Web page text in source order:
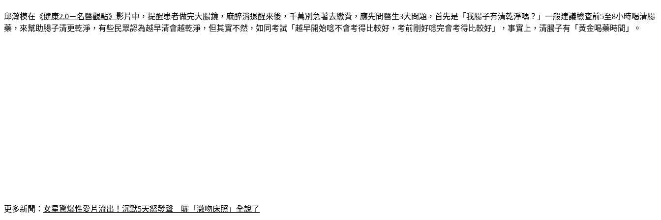
邱瀚模在《健康2.0－名醫觀點》 影片中，提醒患者做完大腸鏡，麻醉消退醒來後，千萬別急著去繳費，應先問醫生3大問題，首先是「我腸子有清乾淨嗎？」一般建議檢查前5至8小時喝清腸
藥，來幫助腸子清更乾淨，有些民眾認為越早清會越乾淨，但其實不然，如同考試「越早開始唸不會考得比較好，考前剛好唸完會考得比較好」，事實上，清腸子有「黃金喝藥時間」。
更多新聞： 女星驚爆性愛片流出！沉默5天怒發聲　曬「激吻床照」全說了